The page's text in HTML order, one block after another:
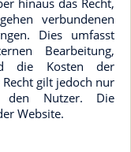
hinaus das Recht,
verbundenen
Dies umfasst
Bearbeitung,
die Kosten der
gilt jedoch nur
den Nutzer. Die
Website.